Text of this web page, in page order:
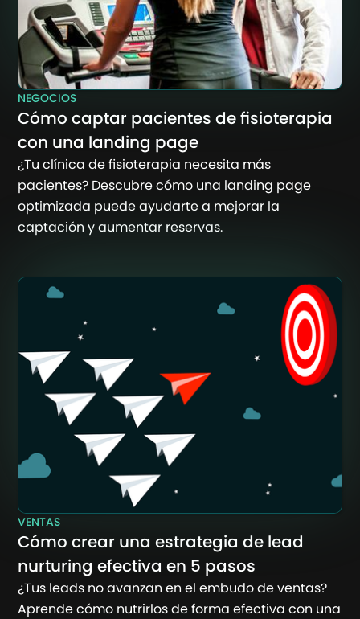
NEGOCIOS
Cómo captar pacientes de fisioterapia
con una landing page
¿Tu clínica de fisioterapia necesita más
pacientes? Descubre cómo una landing page
optimizada puede ayudarte a mejorar la
captación y aumentar reservas.
VENTAS
Cómo crear una estrategia de lead
nurturing efectiva en 5 pasos
¿Tus leads no avanzan en el embudo de ventas?
Aprende cómo nutrirlos de forma efectiva con una